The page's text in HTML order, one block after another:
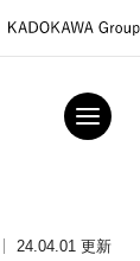
24.04.01 更新